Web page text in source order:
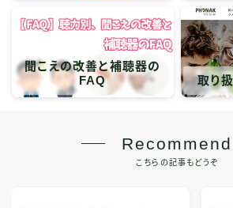
聞こえの改善と補聴器の
FAQ
取り
Recommend
こちらの記事もどうぞ